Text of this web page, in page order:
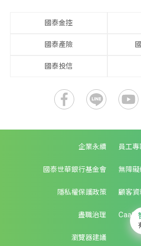
國泰金控
國泰產險
國泰投信
企業永續 員工專
國泰世華銀行基金會 無障礙
隱私權保護政策 顧客
盡職治理 CaaS
瀏覽器建議